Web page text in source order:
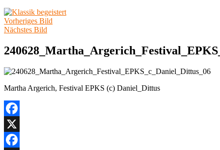
Vorheriges Bild
Nächstes Bild
Martha Argerich, Festival EPKS (c) Daniel_Dittus
Facebook
X